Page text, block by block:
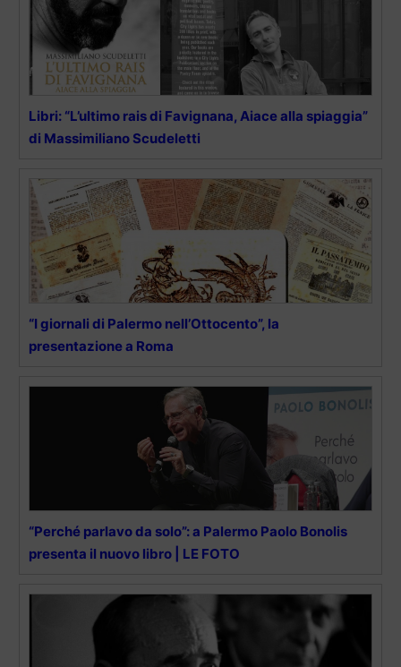
Libri: “L’ultimo rais di Favignana, Aiace alla spiaggia”
di Massimiliano Scudeletti
“I giornali di Palermo nell’Ottocento”, la
presentazione a Roma
“Perché parlavo da solo”: a Palermo Paolo Bonolis
presenta il nuovo libro | LE FOTO